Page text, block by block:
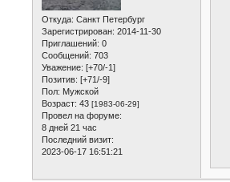
Откуда: Санкт Петербург
Зарегистрирован: 2014-11-30
Приглашений: 0
Сообщений: 703
Уважение: [+70/-1]
Позитив: [+71/-9]
Пол: Мужской
Возраст: 43[1983-06-29]
Провел на форуме:
8 дней 21 час
Последний визит:
2023-06-17 16:51:21